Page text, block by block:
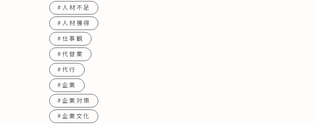
#人材不足
#人材獲得
#仕事観
#代替案
#代行
#企業
#企業対策
#企業文化